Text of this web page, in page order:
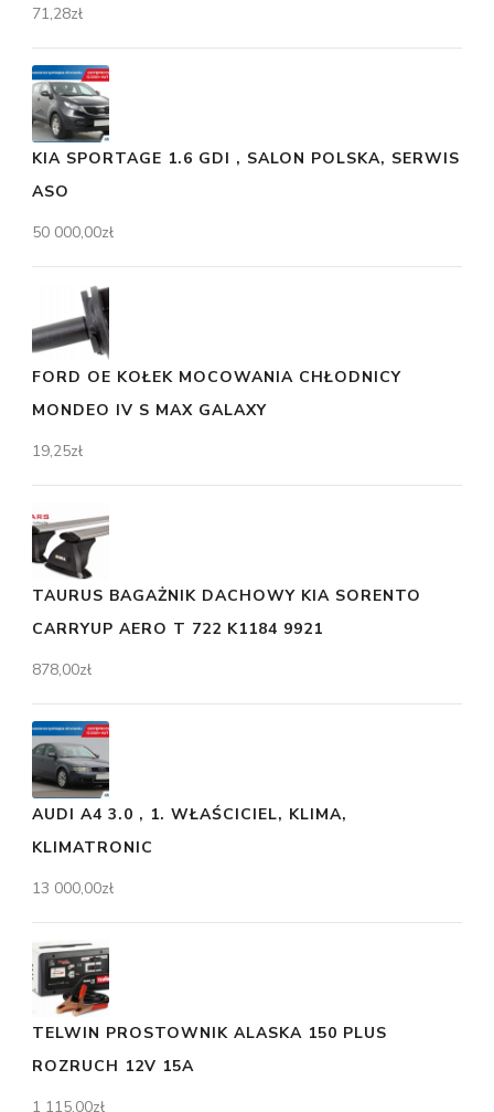
71,28zł
KIA SPORTAGE 1.6 GDI , SALON POLSKA, SERWIS
ASO
50 000,00zł
FORD OE KOŁEK MOCOWANIA CHŁODNICY
MONDEO IV S MAX GALAXY
19,25zł
TAURUS BAGAŻNIK DACHOWY KIA SORENTO
CARRYUP AERO T 722 K1184 9921
878,00zł
AUDI A4 3.0 , 1. WŁAŚCICIEL, KLIMA,
KLIMATRONIC
13 000,00zł
TELWIN PROSTOWNIK ALASKA 150 PLUS
ROZRUCH 12V 15A
1 115,00zł